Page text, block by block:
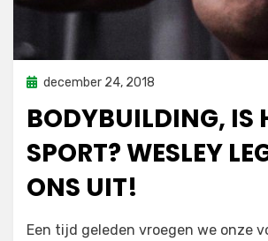
Geplaatst
december 24, 2018
BODYBUILDING, IS
SPORT? WESLEY
ONS UIT!
door sporterdam
Een tijd geleden vroegen we onze